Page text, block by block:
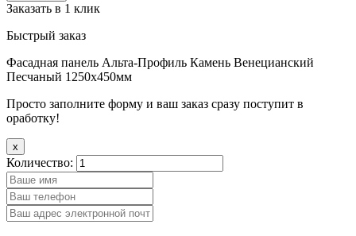
Заказать в 1 клик
Быстрый заказ
Фасадная панель Альта-Профиль Камень Венецианский
Песчаный 1250х450мм
Просто заполните форму и ваш заказ сразу поступит в
оработку!
x
Количество: